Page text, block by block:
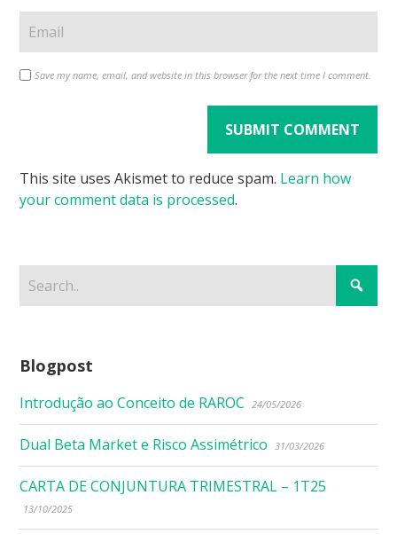
Save my name, email, and website in this browser for the next time I comment.
This site uses Akismet to reduce spam. Learn how
your comment data is processed.
Blogpost
Introdução ao Conceito de RAROC 24/05/2026
Dual Beta Market e Risco Assimétrico 31/03/2026
CARTA DE CONJUNTURA TRIMESTRAL – 1T25
13/10/2025